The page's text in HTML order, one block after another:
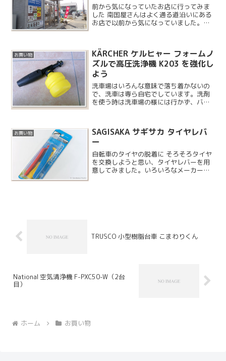
前から気になっていたお店に行ってみま
した 南国屋さんはよく通る道沿いにある
お店で以前から気になっていました。な
のことで鰹節などの調味料を少し買いに
行くことになりました。...
お買い物
KÄRCHER ケルヒャー フォームノ
ズルで高圧洗浄機 K203 を強化し
よう
洗車場はいろんな意味で落ち着かないの
で、洗車は専ら自宅でしています。洗剤
を使う時は洗車場の様には行かず、バケ
しか出来ず流れ落ちし易いので、泡生成
専用ノズルを購入してきま...
お買い物
SAGISAKA サギサカ タイヤレバ
ー
自転車のタイヤの脱着に そろそろタイヤ
を交換しようと思い、タイヤレバーを用
意してみました。いろいろなメーカーか
TRUSCO 小型樹脂台車 こまわりくん
National 空気清浄機 F-PXC50-W（2台
目）
ホーム お買い物